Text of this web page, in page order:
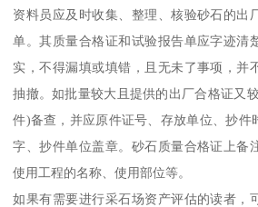
资料员应及时收集、整理、核验砂石的出
单。其质量合格证和试验报告单应字迹清
实，不得漏填或填错，且无未了事项，并
抽撤。如批量较大且提供的出厂合格证又
件)备查，并应原件证号、存放单位、抄件
字、抄件单位盖章。砂石质量合格证上备
使用工程的名称、使用部位等。
如果有需要进行采石场资产评估的读者，